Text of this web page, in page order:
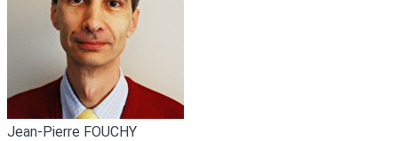
Jean-Pierre FOUCHY